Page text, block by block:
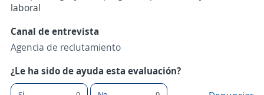
laboral
Canal de entrevista
Agencia de reclutamiento
¿Le ha sido de ayuda esta evaluación?